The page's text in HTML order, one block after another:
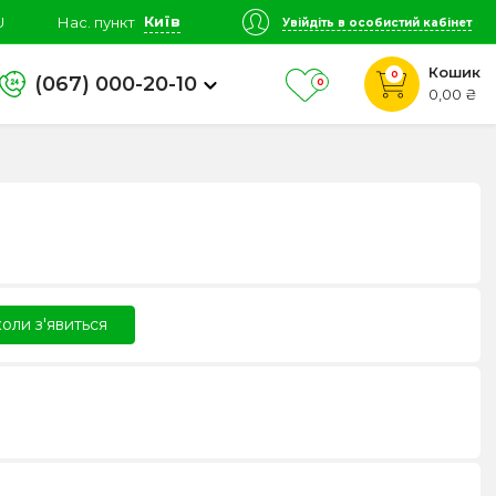
Нас. пункт Київ Увійдіть в особистий кабінет
(067) 000-20-10 0
0
Кошик
0,00 ₴
з'явиться